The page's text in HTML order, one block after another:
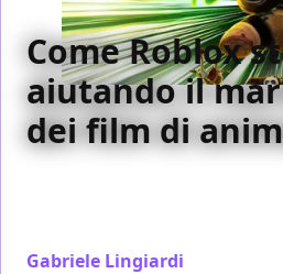
Come Roblox
aiutando il
dei film di
Gabriele Lingiardi